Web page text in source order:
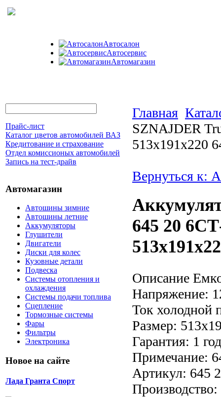
Автосалон
Автосервис
Автомагазин
Прайс-лист
Каталог цветов автомобилей ВАЗ
Кредитование и страхование
Отдел комиссионых автомобилей
Запись на тест-драйв
Автомагазин
Автошины зимние
Автошины летние
Аккумуляторы
Глушители
Двигатели
Диски для колес
Кузовные детали
Подвеска
Системы отопления и
охлаждения
Системы подачи топлива
Сцепление
Тормозные системы
Фары
Фильтры
Электроника
Новое на сайте
Лада Гранта Спорт
Главная
SZNAJDER
513x191x220
Вернуться к:
645 20
Описание
Напряжение:
Ток холодной
Размер:
Гарантия: 1 год
Примечание:
Артикул: 645